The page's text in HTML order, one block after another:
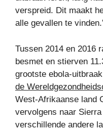
verspreid. Dit maakt
alle gevallen te
Tussen 2014 en 2016
besmet en stierven
grootste ebola-
de
West-Afrikaanse land
vervolgens naar
verschillende andere